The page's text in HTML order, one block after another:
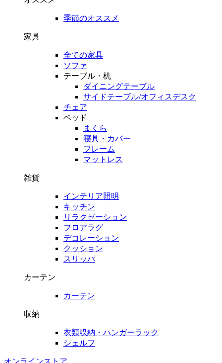
季節のオススメ
家具
全ての家具
ソファ
テーブル・机
ダイニングテーブル
サイドテーブル/オフィスデスク
チェア
ベッド
まくら
寝具・カバー
フレーム
マットレス
雑貨
インテリア照明
キッチン
リラクゼーション
フロアラグ
デコレーション
クッション
スリッパ
カーテン
カーテン
収納
衣類収納・ハンガーラック
シェルフ
オンラインストア